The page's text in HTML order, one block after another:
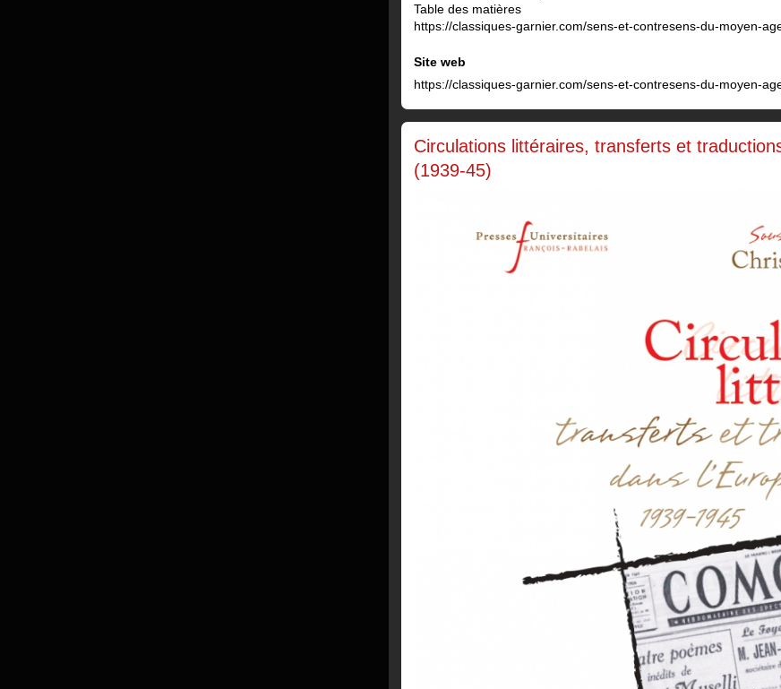
Table des matières
https://classiques-garnier.com/sens-et-contresens-du-moyen-
Site web
https://classiques-garnier.com/sens-et-contresens-du-moyen-
Circulations littéraires, transferts et
(1939-45)